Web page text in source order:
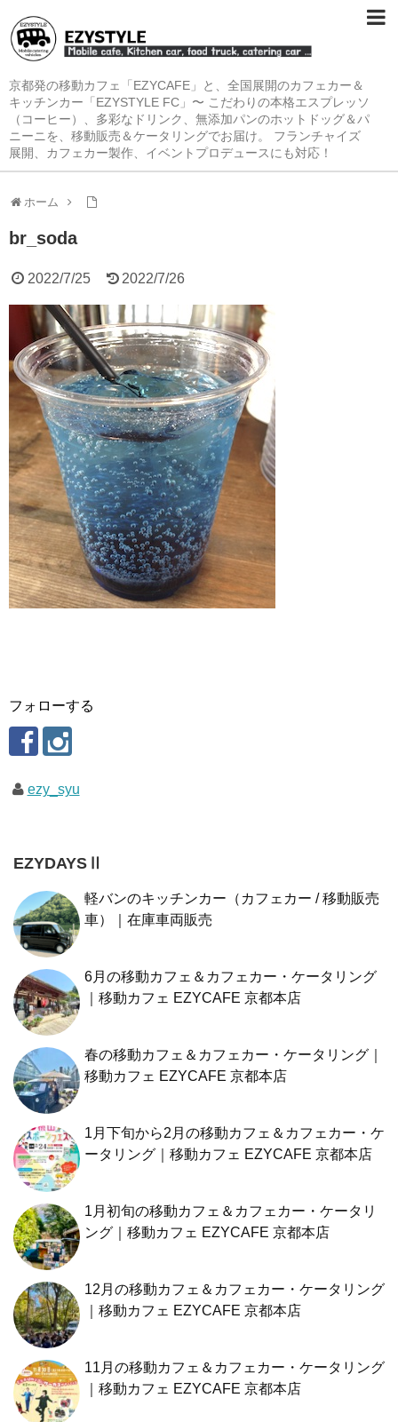
京都発の移動カフェ「EZYCAFE」と、全国展開のカフェカー＆
キッチンカー「EZYSTYLE FC」〜 こだわりの本格エスプレッソ
（コーヒー）、多彩なドリンク、無添加パンのホットドッグ＆パ
ニーニを、移動販売＆ケータリングでお届け。 フランチャイズ
展開、カフェカー製作、イベントプロデュースにも対応！
ホーム
br_soda
2022/7/25 2022/7/26
フォローする
ezy_syu
EZYDAYSⅡ
軽バンのキッチンカー（カフェカー / 移動販売
車）｜在庫車両販売
6月の移動カフェ＆カフェカー・ケータリング
｜移動カフェ EZYCAFE 京都本店
春の移動カフェ＆カフェカー・ケータリング｜
移動カフェ EZYCAFE 京都本店
1月下旬から2月の移動カフェ＆カフェカー・ケ
ータリング｜移動カフェ EZYCAFE 京都本店
1月初旬の移動カフェ＆カフェカー・ケータリ
ング｜移動カフェ EZYCAFE 京都本店
12月の移動カフェ＆カフェカー・ケータリング
｜移動カフェ EZYCAFE 京都本店
11月の移動カフェ＆カフェカー・ケータリング
｜移動カフェ EZYCAFE 京都本店